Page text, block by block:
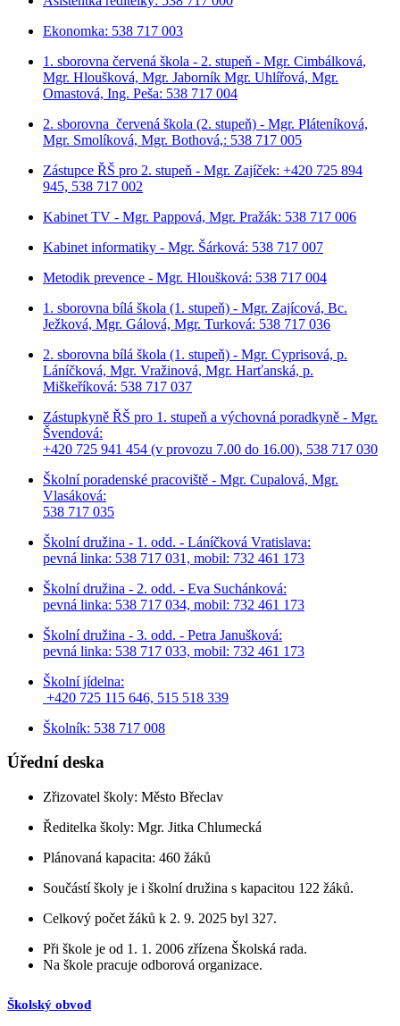
Ekonomka: 538 717 003
1. sborovna červená škola - 2. stupeň - Mgr. Cimbálková,
Mgr. Hloušková, Mgr. Jaborník Mgr. Uhlířová, Mgr.
Omastová, Ing. Peša: 538 717 004
2. sborovna červená škola (2. stupeň) - Mgr. Pláteníková,
Mgr. Smolíková, Mgr. Bothová,: 538 717 005
Zástupce ŘŠ pro 2. stupeň - Mgr. Zajíček: +420 725 894
945, 538 717 002
Kabinet TV - Mgr. Pappová, Mgr. Pražák: 538 717 006
Kabinet informatiky - Mgr. Šárková: 538 717 007
Metodik prevence - Mgr. Hloušková: 538 717 004
1. sborovna bílá škola (1. stupeň) - Mgr. Zajícová, Bc.
Ježková, Mgr. Gálová, Mgr. Turková: 538 717 036
2. sborovna bílá škola (1. stupeň) - Mgr. Cyprisová, p.
Láníčková, Mgr. Vražinová, Mgr. Harťanská, p.
Miškeříková: 538 717 037
Zástupkyně ŘŠ pro 1. stupeň a výchovná poradkyně - Mgr.
Švendová:
+420 725 941 454 (v provozu 7.00 do 16.00), 538 717 030
Školní poradenské pracoviště - Mgr. Cupalová, Mgr.
Vlasáková:
538 717 035
Školní družina - 1. odd. - Láníčková Vratislava:
pevná linka: 538 717 031, mobil: 732 461 173
Školní družina - 2. odd. - Eva Suchánková:
pevná linka: 538 717 034, mobil: 732 461 173
Školní družina - 3. odd. - Petra Janušková:
pevná linka: 538 717 033, mobil: 732 461 173
Školní jídelna:
+420 725 115 646, 515 518 339
Školník: 538 717 008
Úřední deska
Zřizovatel školy: Město Břeclav
Ředitelka školy: Mgr. Jitka Chlumecká
Plánovaná kapacita: 460 žáků
Součástí školy je i školní družina s kapacitou 122 žáků.
Celkový počet žáků k 2. 9. 2025 byl 327.
Při škole je od 1. 1. 2006 zřízena Školská rada.
Na škole pracuje odborová organizace.
Školský obvod